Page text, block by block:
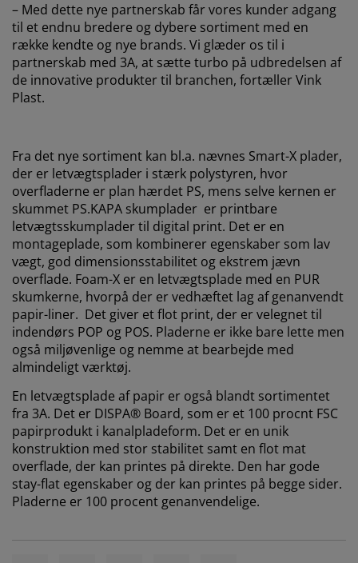
– Med dette nye partnerskab får vores kunder adgang
til et endnu bredere og dybere sortiment med en
række kendte og nye brands. Vi glæder os til i
partnerskab med 3A, at sætte turbo på udbredelsen af
de innovative produkter til branchen, fortæller Vink
Plast.
Fra det nye sortiment kan bl.a. nævnes Smart-X plader,
der er letvægtsplader i stærk polystyren, hvor
overfladerne er plan hærdet PS, mens selve kernen er
skummet PS.KAPA skumplader er printbare
letvægtsskumplader til digital print. Det er en
montageplade, som kombinerer egenskaber som lav
vægt, god dimensionsstabilitet og ekstrem jævn
overflade. Foam-X er en letvægtsplade med en PUR
skumkerne, hvorpå der er vedhæftet lag af genanvendt
papir-liner. Det giver et flot print, der er velegnet til
indendørs POP og POS. Pladerne er ikke bare lette men
også miljøvenlige og nemme at bearbejde med
almindeligt værktøj.
En letvægtsplade af papir er også blandt sortimentet
fra 3A. Det er DISPA® Board, som er et 100 procnt FSC
papirprodukt i kanalpladeform. Det er en unik
konstruktion med stor stabilitet samt en flot mat
overflade, der kan printes på direkte. Den har gode
stay-flat egenskaber og der kan printes på begge sider.
Pladerne er 100 procent genanvendelige.